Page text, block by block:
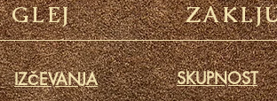
GLEJ
IZČEVANJA
SKUPNOST